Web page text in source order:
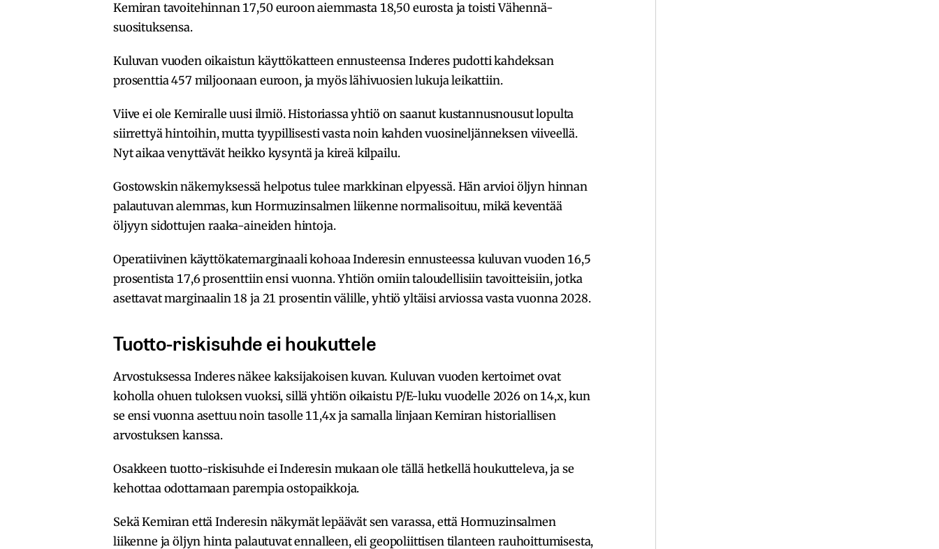
Kemiran tavoitehinnan 17,50 euroon aiemmasta 18,50 eurosta ja toisti Vähennä-
suosituksensa.
Kuluvan vuoden oikaistun käyttökatteen ennusteensa Inderes pudotti kahdeksan
prosenttia 457 miljoonaan euroon, ja myös lähivuosien lukuja leikattiin.
Viive ei ole Kemiralle uusi ilmiö. Historiassa yhtiö on saanut kustannusnousut lopulta
siirrettyä hintoihin, mutta tyypillisesti vasta noin kahden vuosineljänneksen viiveellä.
Nyt aikaa venyttävät heikko kysyntä ja kireä kilpailu.
Gostowskin näkemyksessä helpotus tulee markkinan elpyessä. Hän arvioi öljyn hinnan
palautuvan alemmas, kun Hormuzinsalmen liikenne normalisoituu, mikä keventää
öljyyn sidottujen raaka-aineiden hintoja.
Operatiivinen käyttökatemarginaali kohoaa Inderesin ennusteessa kuluvan vuoden 16,5
prosentista 17,6 prosenttiin ensi vuonna. Yhtiön omiin taloudellisiin tavoitteisiin, jotka
asettavat marginaalin 18 ja 21 prosentin välille, yhtiö yltäisi arviossa vasta vuonna 2028.
Tuotto-riskisuhde ei houkuttele
Arvostuksessa Inderes näkee kaksijakoisen kuvan. Kuluvan vuoden kertoimet ovat
koholla ohuen tuloksen vuoksi, sillä yhtiön oikaistu P/E-luku vuodelle 2026 on 14,x, kun
se ensi vuonna asettuu noin tasolle 11,4x ja samalla linjaan Kemiran historiallisen
arvostuksen kanssa.
Osakkeen tuotto-riskisuhde ei Inderesin mukaan ole tällä hetkellä houkutteleva, ja se
kehottaa odottamaan parempia ostopaikkoja.
Sekä Kemiran että Inderesin näkymät lepäävät sen varassa, että Hormuzinsalmen
liikenne ja öljyn hinta palautuvat ennalleen, eli geopoliittisen tilanteen rauhoittumisesta,